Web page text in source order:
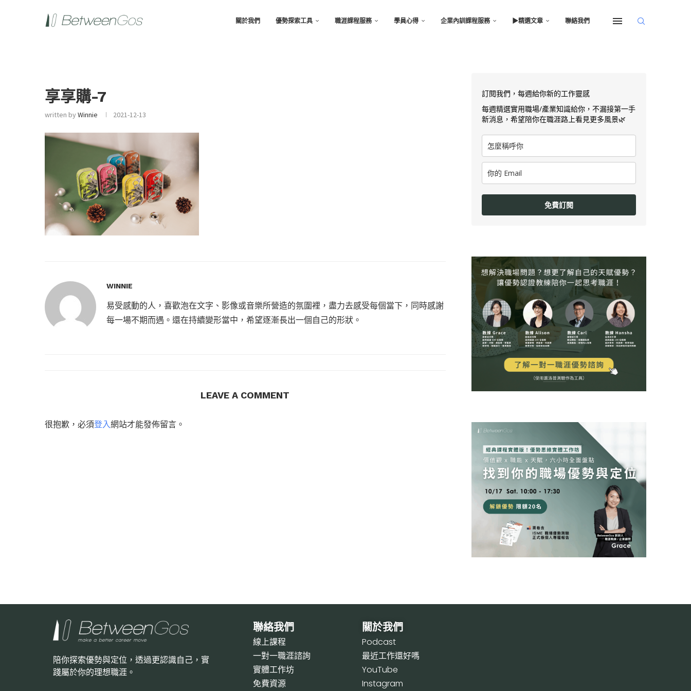
關於我們 優勢探索工具 職涯課程服務 學員心得 企業內訓課程服務 ▶︎精選文章 聯絡我們
享享購-7
written byWinnie 2021-12-13
WINNIE
易受感動的人，喜歡泡在文字、影像或音樂所營造的氛圍裡，盡力去感受每個當下，同時感謝
每一場不期而遇。還在持續變形當中，希望逐漸長出一個自己的形狀。
LEAVE A COMMENT
很抱歉，必須登入網站才能發佈留言。
訂閱我們，每週給你新的工作靈感
每週精選實用職場/產業知識給你，不漏接第一手
新消息，希望陪你在職涯路上看見更多風景🌿
免費訂閱
陪你探索優勢與定位，透過更認識自己，實
踐屬於你的理想職涯。
聯絡我們
線上課程
一對一職涯諮詢
實體工作坊
免費資源
關於我們
Podcast
最近工作還好嗎
YouTube
Instagram